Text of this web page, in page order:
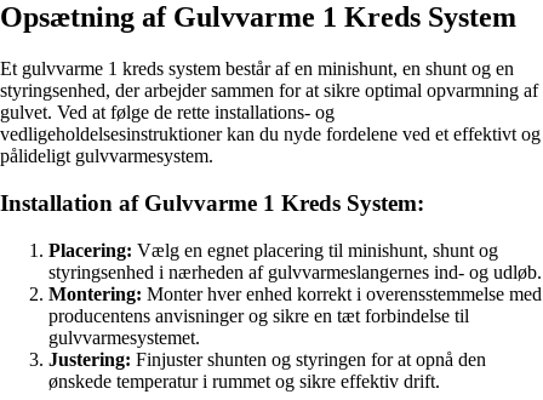
Opsætning af Gulvvarme 1 Kreds System
Et gulvvarme 1 kreds system består af en minishunt, en shunt og en
styringsenhed, der arbejder sammen for at sikre optimal opvarmning af
gulvet. Ved at følge de rette installations- og
vedligeholdelsesinstruktioner kan du nyde fordelene ved et effektivt og
pålideligt gulvvarmesystem.
Installation af Gulvvarme 1 Kreds System:
Placering: Vælg en egnet placering til minishunt, shunt og
styringsenhed i nærheden af gulvvarmeslangernes ind- og udløb.
Montering: Monter hver enhed korrekt i overensstemmelse med
producentens anvisninger og sikre en tæt forbindelse til
gulvvarmesystemet.
Justering: Finjuster shunten og styringen for at opnå den
ønskede temperatur i rummet og sikre effektiv drift.